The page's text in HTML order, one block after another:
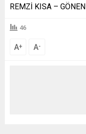
REMZİ KISA – GÖNEN
46
A+ A-